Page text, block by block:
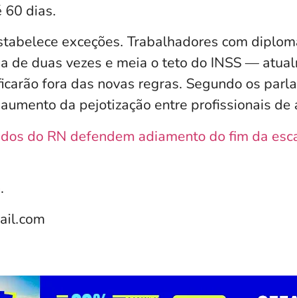
60 dias.
exceções. Trabalhadores com
de duas vezes e meia o teto do INSS —
fora das novas regras. Segundo os
da pejotização entre profissionais de
do RN defendem adiamento do fim da
.